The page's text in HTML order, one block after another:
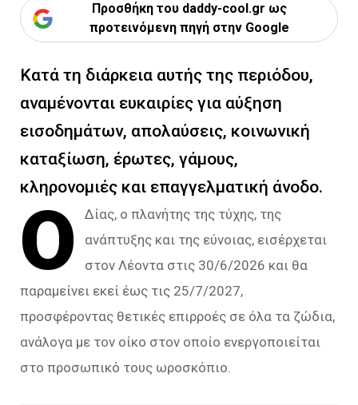
Προσθήκη του daddy-cool.gr ως
προτεινόμενη πηγή στην Google
Κατά τη διάρκεια αυτής της περιόδου,
αναμένονται ευκαιρίες για αύξηση
εισοδημάτων, απολαύσεις, κοινωνική
καταξίωση, έρωτες, γάμους,
κληρονομιές και επαγγελματική άνοδο.
Ο
Δίας, ο πλανήτης της τύχης, της
ανάπτυξης και της εύνοιας, εισέρχεται
στον Λέοντα στις 30/6/2026 και θα
παραμείνει εκεί έως τις 25/7/2027,
προσφέροντας θετικές επιρροές σε όλα τα ζώδια,
ανάλογα με τον οίκο στον οποίο ενεργοποιείται
στο προσωπικό τους ωροσκόπιο.